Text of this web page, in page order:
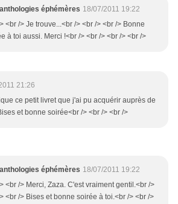
éphémères 18/07/2011 19:22
<br /> Je trouve...<br /> <br /> <br /> Bonne
à toi aussi. Merci !<br /> <br /> <br /> <br />
21:26
ce petit livret que j'ai pu acquérir auprès de
et bonne soirée<br /> <br /> <br />
éphémères 18/07/2011 19:22
<br /> Merci, Zaza. C'est vraiment gentil.<br />
<br /> Bises et bonne soirée à toi.<br /> <br />